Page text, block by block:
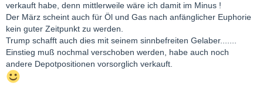
verkauft habe, denn mittlerweile wäre ich damit im Minus !
Der März scheint auch für Öl und Gas nach anfänglicher Euphorie
kein guter Zeitpunkt zu werden.
Trump schafft auch dies mit seinem sinnbefreiten Gelaber.......
Einstieg muß nochmal verschoben werden, habe auch noch
andere Depotpositionen vorsorglich verkauft.